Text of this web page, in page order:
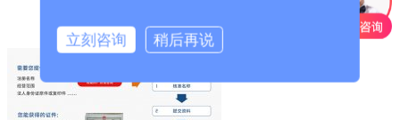
工商知识
立刻咨询 稍后再说